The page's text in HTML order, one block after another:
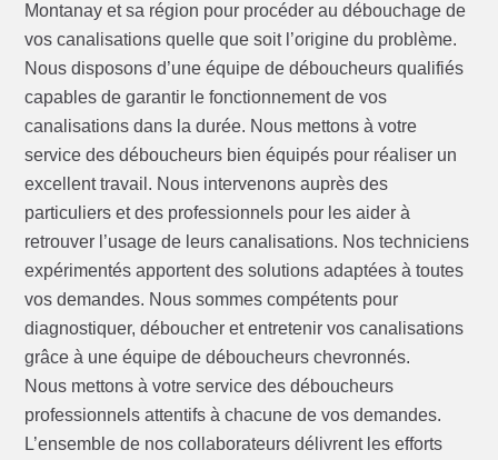
Montanay et sa région pour procéder au débouchage de
vos canalisations quelle que soit l’origine du problème.
Nous disposons d’une équipe de déboucheurs qualifiés
capables de garantir le fonctionnement de vos
canalisations dans la durée. Nous mettons à votre
service des déboucheurs bien équipés pour réaliser un
excellent travail. Nous intervenons auprès des
particuliers et des professionnels pour les aider à
retrouver l’usage de leurs canalisations. Nos techniciens
expérimentés apportent des solutions adaptées à toutes
vos demandes. Nous sommes compétents pour
diagnostiquer, déboucher et entretenir vos canalisations
grâce à une équipe de déboucheurs chevronnés.
Nous mettons à votre service des déboucheurs
professionnels attentifs à chacune de vos demandes.
L’ensemble de nos collaborateurs délivrent les efforts